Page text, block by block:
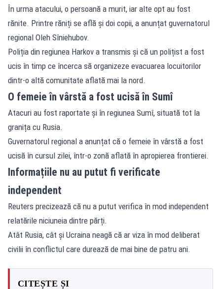
În urma atacului, o persoană a murit, iar alte opt au fost
rănite. Printre răniți se află și doi copii, a anunțat guvernatorul
regional Oleh Sîniehubov.
Poliția din regiunea Harkov a transmis și că un polițist a fost
ucis în timp ce încerca să organizeze evacuarea locuitorilor
dintr-o altă comunitate aflată mai la nord.
O femeie în vârstă a fost ucisă în Sumî
Atacuri au fost raportate și în regiunea Sumî, situată tot la
granița cu Rusia.
Guvernatorul regional a anunțat că o femeie în vârstă a fost
ucisă în cursul zilei, într-o zonă aflată în apropierea frontierei.
Informațiile nu au putut fi verificate
independent
Reuters precizează că nu a putut verifica în mod independent
relatările niciuneia dintre părți.
Atât Rusia, cât și Ucraina neagă că ar viza în mod deliberat
civilii în conflictul care durează de mai bine de patru ani.
CITEȘTE ȘI